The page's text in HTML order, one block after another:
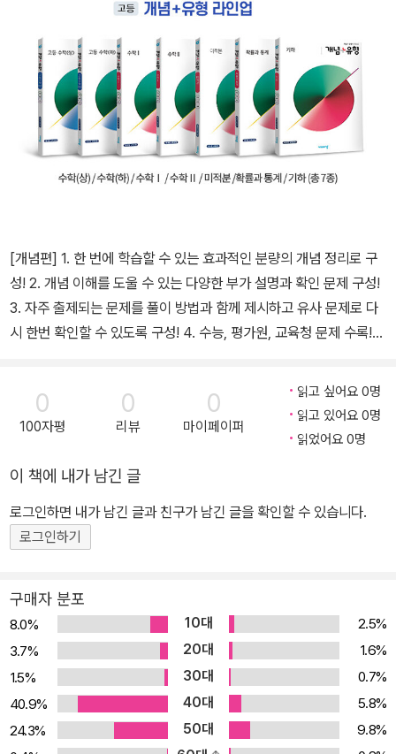
[개념편] 1. 한 번에 학습할 수 있는 효과적인 분량의 개념 정리로 구
성! 2. 개념 이해를 도울 수 있는 다양한 부가 설명과 확인 문제 구성!
3. 자주 출제되는 문제를 풀이 방법과 함께 제시하고 유사 문제로 다
시 한번 확인할 수 있도록 구성! 4. 수능, 평가원, 교육청 문제 수록!
2. 출제율 높은 문제를 유형별로 모아 유형 팁과 함께 제시!
0
100자평
0
리뷰
0
마이페이퍼
읽고 싶어요 0명
읽고 있어요 0명
읽었어요 0명
이 책에 내가 남긴 글
로그인하면 내가 남긴 글과 친구가 남긴 글을 확인할 수 있습니다.
로그인하기
구매자 분포
8.0% 10대
2.5%
3.7%
20대
1.6%
1.5%
30대
0.7%
40.9%
40대
5.8%
24.3%
50대
9.8%